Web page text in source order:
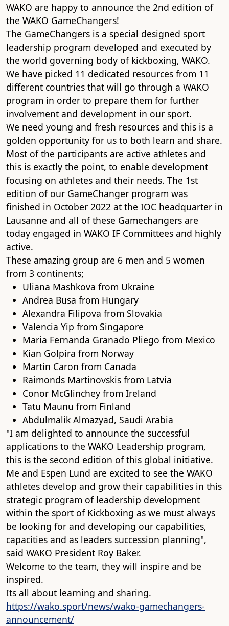
WAKO are happy to announce the 2nd edition of
the WAKO GameChangers!
The GameChangers is a special designed sport
leadership program developed and executed by
the world governing body of kickboxing, WAKO.
We have picked 11 dedicated resources from 11
different countries that will go through a WAKO
program in order to prepare them for further
involvement and development in our sport.
We need young and fresh resources and this is a
golden opportunity for us to both learn and share.
Most of the participants are active athletes and
this is exactly the point, to enable development
focusing on athletes and their needs. The 1st
edition of our GameChanger program was
finished in October 2022 at the IOC headquarter in
Lausanne and all of these Gamechangers are
today engaged in WAKO IF Committees and highly
active.
These amazing group are 6 men and 5 women
from 3 continents;
Uliana Mashkova from Ukraine
Andrea Busa from Hungary
Alexandra Filipova from Slovakia
Valencia Yip from Singapore
Maria Fernanda Granado Pliego from Mexico
Kian Golpira from Norway
Martin Caron from Canada
Raimonds Martinovskis from Latvia
Conor McGlinchey from Ireland
Tatu Maunu from Finland
Abdulmalik Almazyad, Saudi Arabia
"I am delighted to announce the successful
applications to the WAKO Leadership program,
this is the second edition of this global initiative.
Me and Espen Lund are excited to see the WAKO
athletes develop and grow their capabilities in this
strategic program of leadership development
within the sport of Kickboxing as we must always
be looking for and developing our capabilities,
capacities and as leaders succession planning",
said WAKO President Roy Baker.
Welcome to the team, they will inspire and be
inspired.
Its all about learning and sharing.
https://wako.sport/news/wako-gamechangers-
announcement/